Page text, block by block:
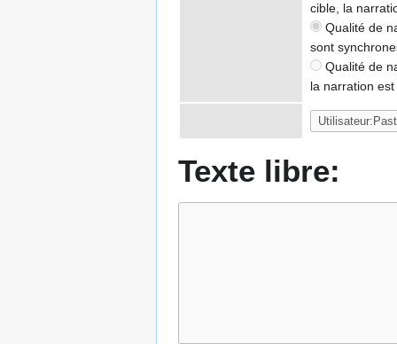
cible, la
Qualité de
sont
Qualité de
la narration
Texte libre: